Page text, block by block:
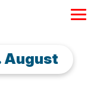
August